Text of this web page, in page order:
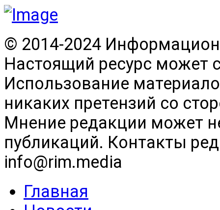
© 2014-2024
Настоящий ресурс может
Использование
никаких претензий со
Мнение редакции может
публикаций. Контакты
info@rim.media
Главная